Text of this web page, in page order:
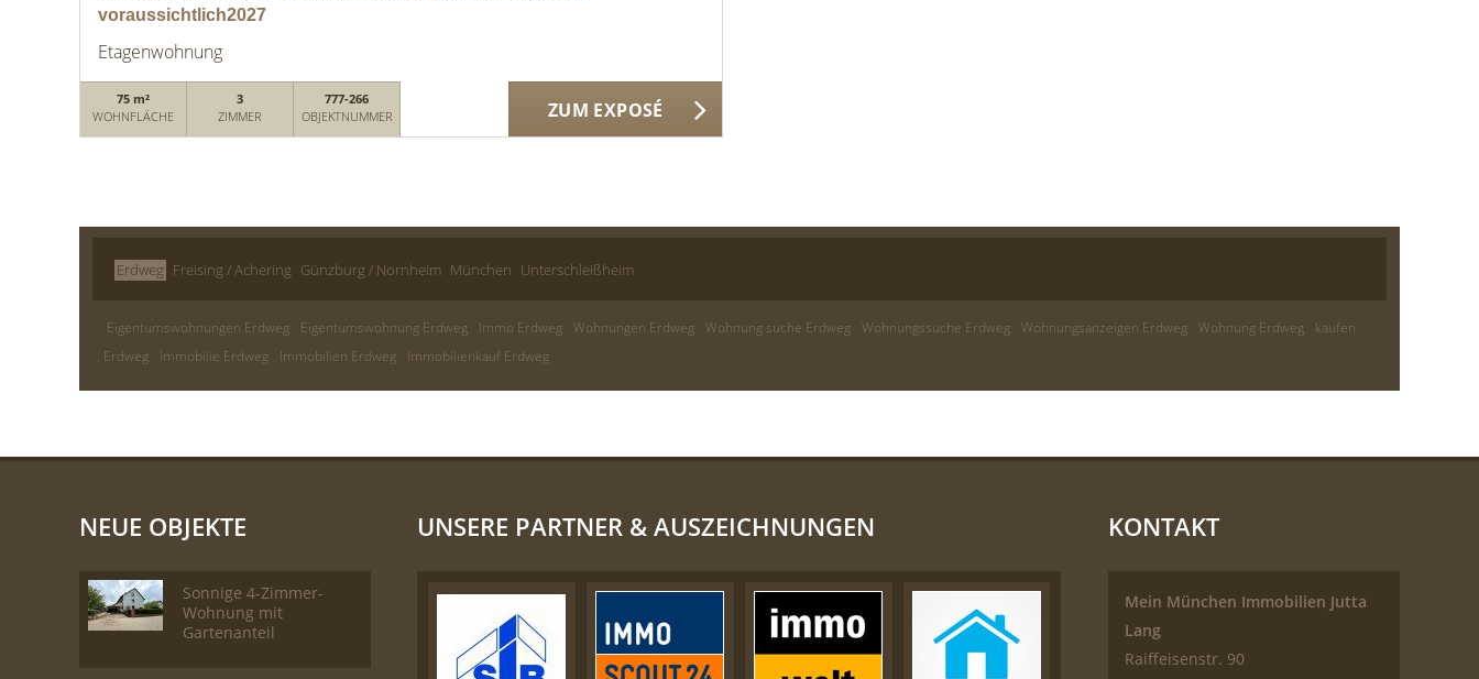
voraussichtlich2027
Etagenwohnung
75 m²
WOHNFLÄCHE
3
ZIMMER
777-266
OBJEKTNUMMER
ZUM EXPOSÉ
Erdweg Freising / Achering Günzburg / Nornheim München Unterschleißheim
Eigentumswohnungen Erdweg Eigentumswohnung Erdweg Immo Erdweg Wohnungen Erdweg Wohnung suche Erdweg Wohnungssuche Erdweg Wohnungsanzeigen Erdweg Wohnung Erdweg
kaufen
Erdweg
Immobilie Erdweg Immobilien Erdweg Immobilienkauf Erdweg
NEUE OBJEKTE
Sonnige 4-Zimmer-
Wohnung mit
Gartenanteil
UNSERE PARTNER & AUSZEICHNUNGEN KONTAKT
Mein München Immobilien Jutta
Lang
Raiffeisenstr. 90